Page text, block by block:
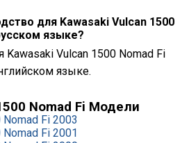
для Kawasaki Vulcan 1500
языке?
Kawasaki Vulcan 1500 Nomad Fi
языке.
Nomad Fi Модели
Fi 2003
Fi 2001